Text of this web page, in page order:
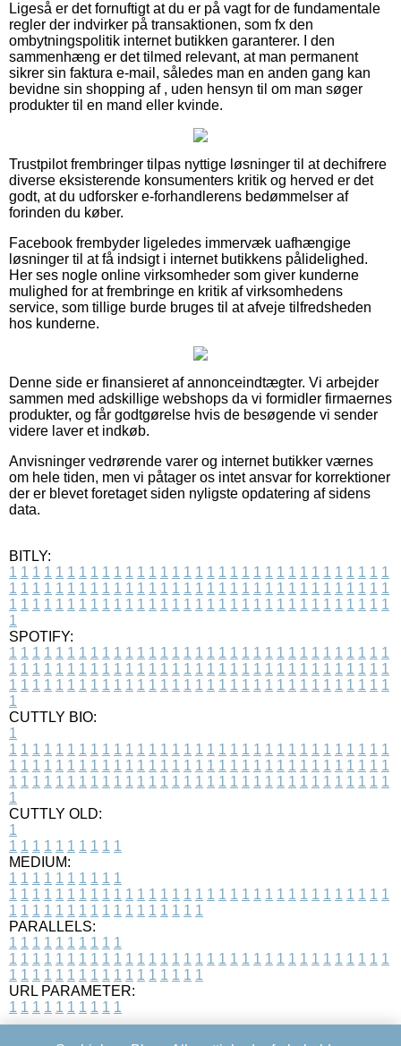
Ligeså er det fornuftigt at du er på vagt for de fundamentale
regler der indvirker på transaktionen, som fx den
ombytningspolitik internet butikken garanterer. I den
sammenhæng er det tilmed relevant, at man permanent
sikrer sin faktura e-mail, således man en anden gang kan
bevidne sin shopping af , uden hensyn til om man søger
produkter til en mand eller kvinde.
Trustpilot frembringer tilpas nyttige løsninger til at dechifrere
diverse eksisterende konsumenters kritik og herved er det
godt, at du udforsker e-forhandlerens bedømmelser af
forinden du køber.
Facebook frembyder ligeledes immervæk uafhængige
løsninger til at få indsigt i internet butikkens pålidelighed.
Her ses nogle online virksomheder som giver kunderne
mulighed for at frembringe en kritik af virksomhedens
service, som tillige burde bruges til at afveje tilfredsheden
hos kunderne.
Denne side er finansieret af annonceindtægter. Vi arbejder
sammen med adskillige webshops da vi formidler firmaernes
produkter, og får godtgørelse hvis de besøgende vi sender
videre laver et indkøb.
Anvisninger vedrørende varer og internet butikker værnes
om hele tiden, men vi påtager os intet ansvar for korrektioner
der er blevet foretaget siden nyligste opdatering af sidens
data.
BITLY:
1 1 1 1 1 1 1 1 1 1 1 1 1 1 1 1 1 1 1 1 1 1 1 1 1 1 1 1 1 1 1 1 1
1 1 1 1 1 1 1 1 1 1 1 1 1 1 1 1 1 1 1 1 1 1 1 1 1 1 1 1 1 1 1 1 1
1 1 1 1 1 1 1 1 1 1 1 1 1 1 1 1 1 1 1 1 1 1 1 1 1 1 1 1 1 1 1 1 1
1
SPOTIFY:
1 1 1 1 1 1 1 1 1 1 1 1 1 1 1 1 1 1 1 1 1 1 1 1 1 1 1 1 1 1 1 1 1
1 1 1 1 1 1 1 1 1 1 1 1 1 1 1 1 1 1 1 1 1 1 1 1 1 1 1 1 1 1 1 1 1
1 1 1 1 1 1 1 1 1 1 1 1 1 1 1 1 1 1 1 1 1 1 1 1 1 1 1 1 1 1 1 1 1
1
CUTTLY BIO:
1
1 1 1 1 1 1 1 1 1 1 1 1 1 1 1 1 1 1 1 1 1 1 1 1 1 1 1 1 1 1 1 1 1
1 1 1 1 1 1 1 1 1 1 1 1 1 1 1 1 1 1 1 1 1 1 1 1 1 1 1 1 1 1 1 1 1
1 1 1 1 1 1 1 1 1 1 1 1 1 1 1 1 1 1 1 1 1 1 1 1 1 1 1 1 1 1 1 1 1
1
CUTTLY OLD:
1
1 1 1 1 1 1 1 1 1 1
MEDIUM:
1 1 1 1 1 1 1 1 1 1
1 1 1 1 1 1 1 1 1 1 1 1 1 1 1 1 1 1 1 1 1 1 1 1 1 1 1 1 1 1 1 1 1
1 1 1 1 1 1 1 1 1 1 1 1 1 1 1 1 1
PARALLELS:
1 1 1 1 1 1 1 1 1 1
1 1 1 1 1 1 1 1 1 1 1 1 1 1 1 1 1 1 1 1 1 1 1 1 1 1 1 1 1 1 1 1 1
1 1 1 1 1 1 1 1 1 1 1 1 1 1 1 1 1
URL PARAMETER:
1 1 1 1 1 1 1 1 1 1